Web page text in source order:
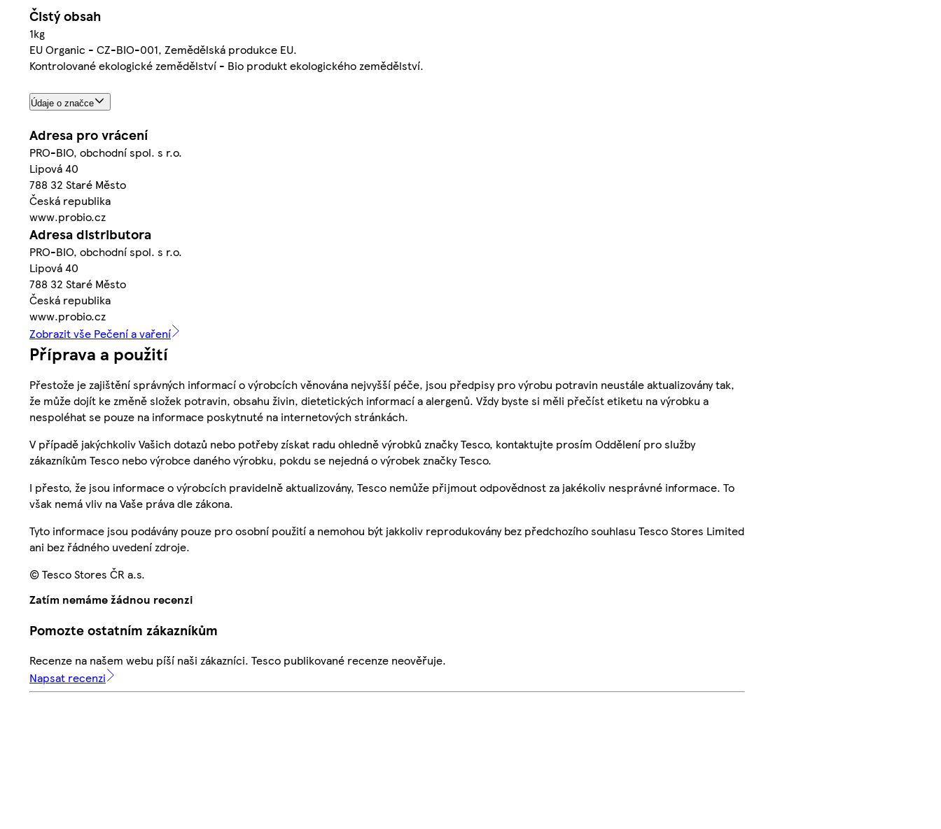
Čistý obsah
1kg
EU Organic - CZ-BIO-001, Zemědělská produkce EU.
Kontrolované ekologické zemědělství - Bio produkt ekologického zemědělství.
Údaje o značce
Adresa pro vrácení
PRO-BIO, obchodní spol. s r.o.
Lipová 40
788 32 Staré Město
Česká republika
www.probio.cz
Adresa distributora
PRO-BIO, obchodní spol. s r.o.
Lipová 40
788 32 Staré Město
Česká republika
www.probio.cz
Zobrazit vše Pečení a vaření
Příprava a použití
Přestože je zajištění správných informací o výrobcích věnována nejvyšší péče, jsou předpisy pro výrobu potravin neustále aktualizovány tak,
že může dojít ke změně složek potravin, obsahu živin, dietetických informací a alergenů. Vždy byste si měli přečíst etiketu na výrobku a
nespoléhat se pouze na informace poskytnuté na internetových stránkách.
V případě jakýchkoliv Vašich dotazů nebo potřeby získat radu ohledně výrobků značky Tesco, kontaktujte prosím Oddělení pro služby
zákazníkům Tesco nebo výrobce daného výrobku, pokdu se nejedná o výrobek značky Tesco.
I přesto, že jsou informace o výrobcích pravidelně aktualizovány, Tesco nemůže přijmout odpovědnost za jakékoliv nesprávné informace. To
však nemá vliv na Vaše práva dle zákona.
Tyto informace jsou podávány pouze pro osobní použití a nemohou být jakkoliv reprodukovány bez předchozího souhlasu Tesco Stores Limited
ani bez řádného uvedení zdroje.
© Tesco Stores ČR a.s.
Zatím nemáme žádnou recenzi
Pomozte ostatním zákazníkům
Recenze na našem webu píší naši zákazníci. Tesco publikované recenze neověřuje.
Napsat recenzi